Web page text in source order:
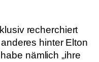
recherchiert
hinter Elton
nämlich „ihre